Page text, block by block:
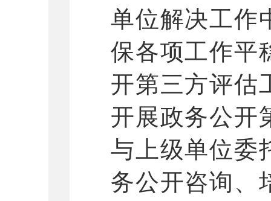
单位解决工作
保各项工作平
开第三方评估
开展政务公开
与上级单位委
务公开咨询、